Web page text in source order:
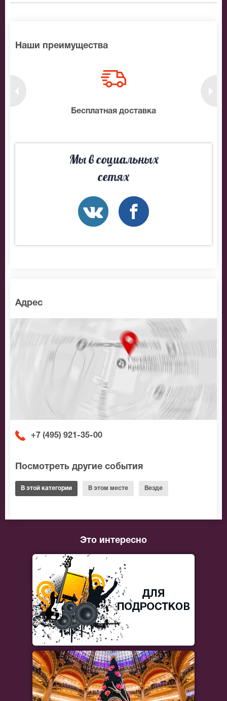
события.
Наши преимущества
Бесплатная доставка
Мы в социальных
сетях
Адрес
+7 (495) 921-35-00
Посмотреть другие события
В этой категории В этом месте Везде
Это интересно